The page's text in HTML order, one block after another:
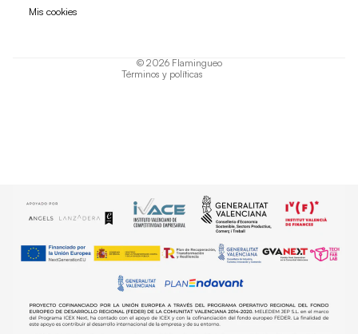
Mis cookies
© 2026 Flamingueo
Términos y políticas